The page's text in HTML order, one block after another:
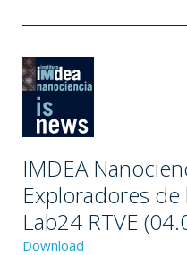
IMDEA
Exploradores de
Lab24 RTVE
Download